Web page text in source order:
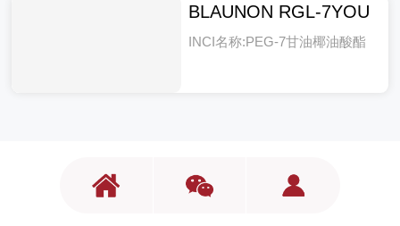
BLAUNON RGL-7YOU
INCI名称:PEG-7甘油椰油酸酯